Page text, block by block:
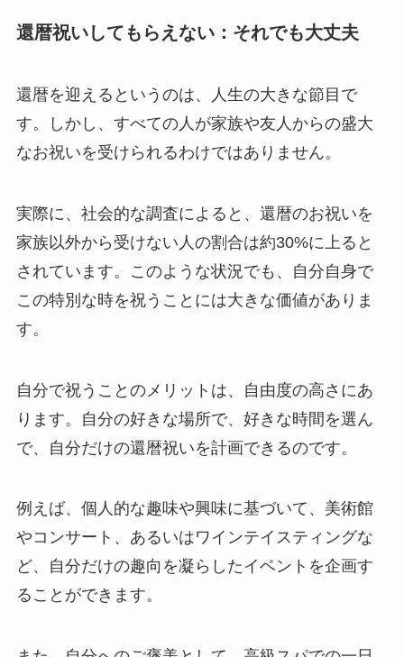
還暦祝いしてもらえない：それでも大丈夫
還暦を迎えるというのは、人生の大きな節目で
す。しかし、すべての人が家族や友人からの盛大
なお祝いを受けられるわけではありません。
実際に、社会的な調査によると、還暦のお祝いを
家族以外から受けない人の割合は約30%に上ると
されています。このような状況でも、自分自身で
この特別な時を祝うことには大きな価値がありま
す。
自分で祝うことのメリットは、自由度の高さにあ
ります。自分の好きな場所で、好きな時間を選ん
で、自分だけの還暦祝いを計画できるのです。
例えば、個人的な趣味や興味に基づいて、美術館
やコンサート、あるいはワインテイスティングな
ど、自分だけの趣向を凝らしたイベントを企画す
ることができます。